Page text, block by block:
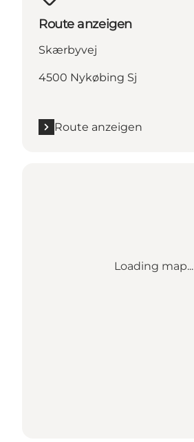
Route anzeigen
Skærbyvej
4500 Nykøbing Sj
Route anzeigen
Loading map...